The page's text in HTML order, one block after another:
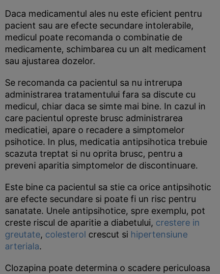
Daca medicamentul ales nu este eficient pentru
pacient sau are efecte secundare intolerabile,
medicul poate recomanda o combinatie de
medicamente, schimbarea cu un alt medicament
sau ajustarea dozelor.
Se recomanda ca pacientul sa nu intrerupa
administrarea tratamentului fara sa discute cu
medicul, chiar daca se simte mai bine. In cazul in
care pacientul opreste brusc administrarea
medicatiei, apare o recadere a simptomelor
psihotice. In plus, medicatia antipsihotica trebuie
scazuta treptat si nu oprita brusc, pentru a
preveni aparitia simptomelor de discontinuare.
Este bine ca pacientul sa stie ca orice antipsihotic
are efecte secundare si poate fi un risc pentru
sanatate. Unele antipsihotice, spre exemplu, pot
creste riscul de aparitie a diabetului, crestere in
greutate, colesterol crescut si hipertensiune
arteriala.
Clozapina poate determina o scadere periculoasa